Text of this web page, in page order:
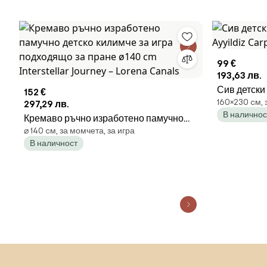
152 €
297,29 лв.
Кремаво ръчно изработено памучно
детско килимче за игра подходящо за
пране ø140 cm Interstellar Journey –
⌀ 140 cм, за момчета, за игра
В наличност
99 €
193,63 лв.
Сив
Ayyildiz
160×230 cм,
В